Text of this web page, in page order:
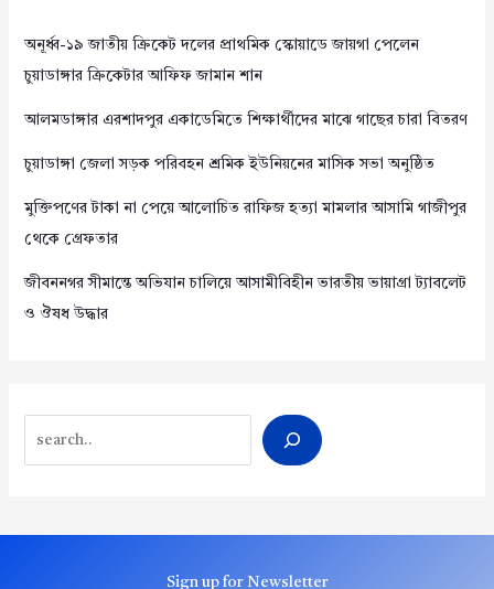
অনূর্ধ্ব-১৯ জাতীয় ক্রিকেট দলের প্রাথমিক স্কোয়াডে জায়গা পেলেন
চুয়াডাঙ্গার ক্রিকেটার আফিফ জামান শান
আলমডাঙ্গার এরশাদপুর একাডেমিতে শিক্ষার্থীদের মাঝে গাছের চারা বিতরণ
চুয়াডাঙ্গা জেলা সড়ক পরিবহন শ্রমিক ইউনিয়নের মাসিক সভা অনুষ্ঠিত
মুক্তিপণের টাকা না পেয়ে আলোচিত রাফিজ হত্যা মামলার আসামি গাজীপুর
থেকে গ্রেফতার
জীবননগর সীমান্তে অভিযান চালিয়ে আসামীবিহীন ভারতীয় ভায়াগ্রা ট্যাবলেট
ও ঔষধ উদ্ধার
Sign up for Newsletter